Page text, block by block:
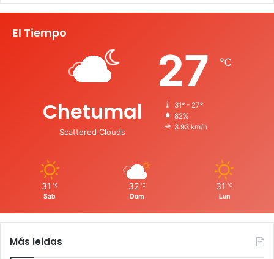
El Tiempo
Chetumal
Scattered Clouds
27 ℃
31º - 27º
82%
3.93 km/h
31 ℃
Sáb
32 ℃
Dom
31 ℃
Lun
Más leidas